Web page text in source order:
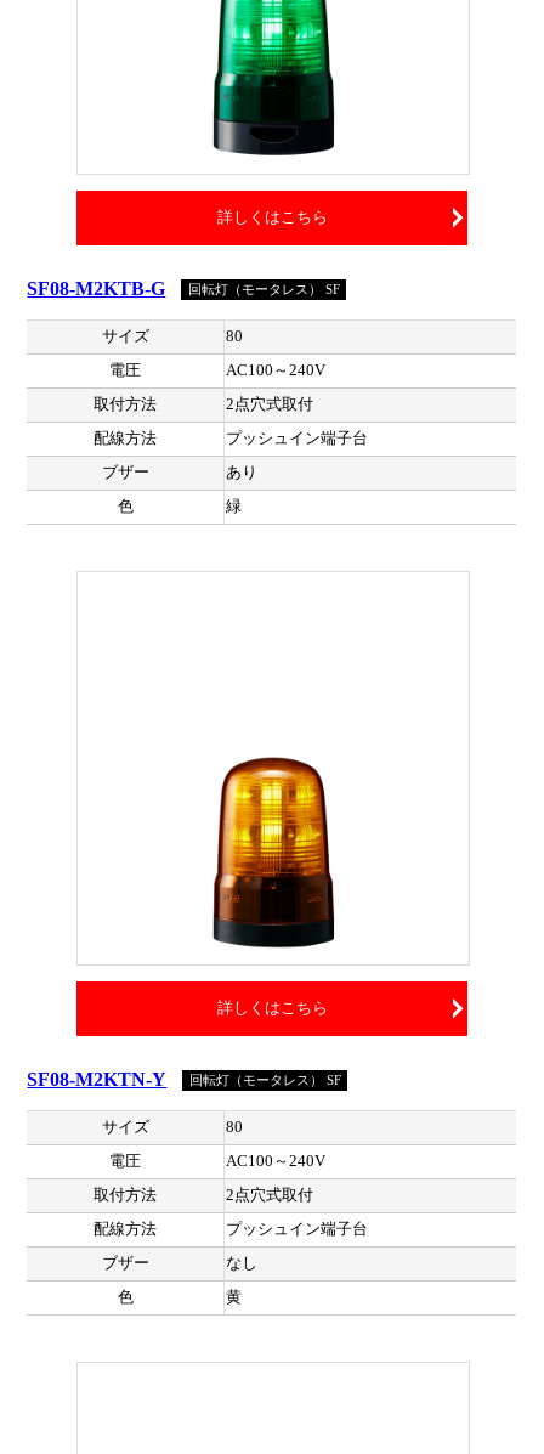
詳しくはこちら
SF08-M2KTB-G 回転灯（モータレス） SF
サイズ
80
電圧
AC100～240V
取付方法
2点穴式取付
配線方法
プッシュイン端子台
ブザー
あり
色
緑
詳しくはこちら
SF08-M2KTN-Y 回転灯（モータレス） SF
サイズ
80
電圧
AC100～240V
取付方法
2点穴式取付
配線方法
プッシュイン端子台
ブザー
なし
色
黄